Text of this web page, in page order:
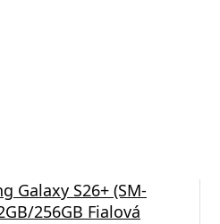
Galaxy S26+ (SM-
256GB Fialová